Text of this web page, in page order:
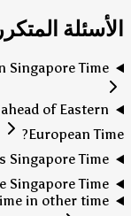
الأسئلة
Time?
of Eastern
European Time?
Singapore Time?
Singapore Time?
in other time